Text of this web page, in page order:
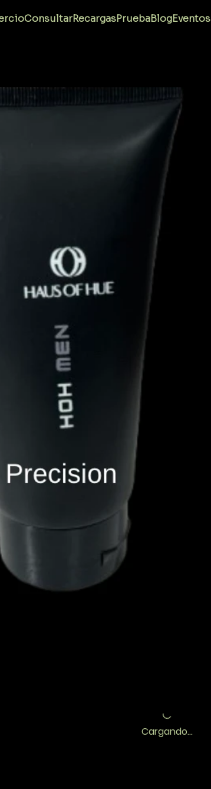
ConsultarRecargasPruebaBlogEventos
Cargando...